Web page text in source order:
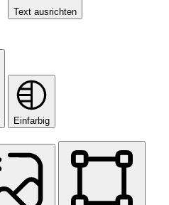
Text ausrichten
Einfarbig